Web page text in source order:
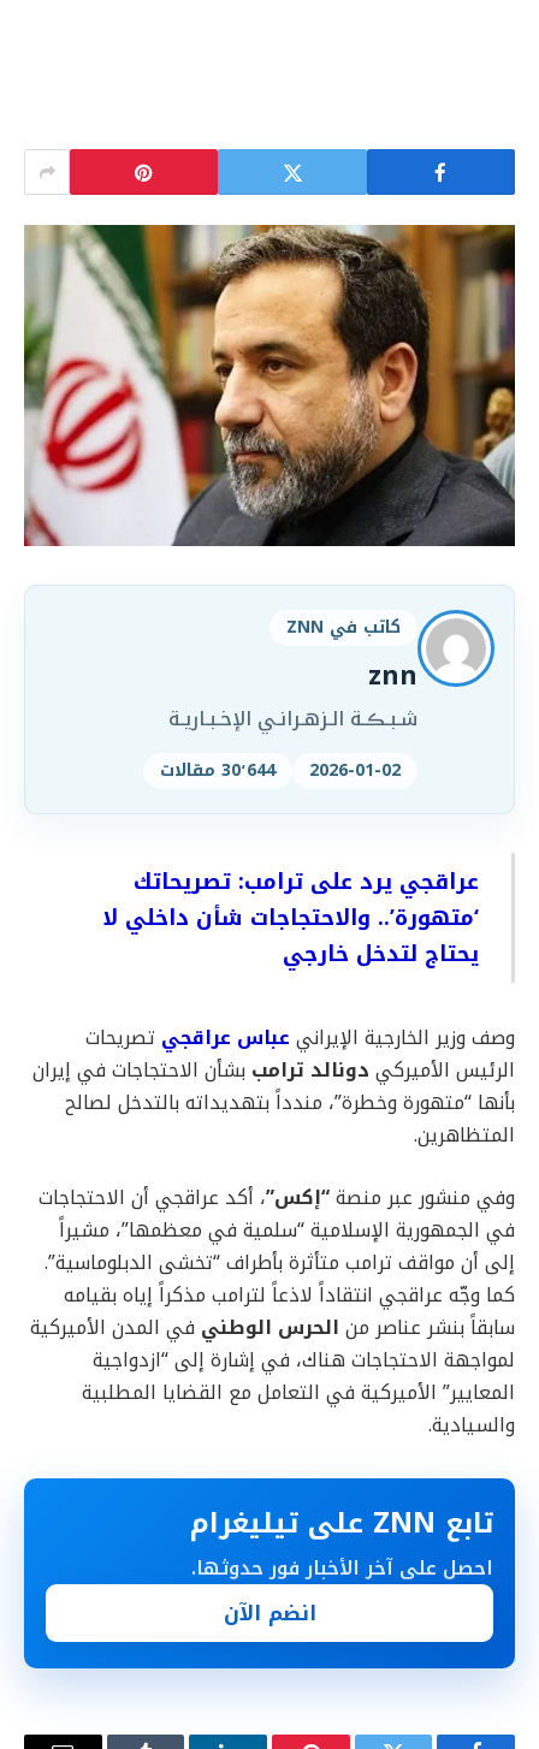
كاتب في ZNN
znn
شـبـڪـة الـزهـرانـي الإخـبـاريـة
2026-01-02 30٬644 مقالات
عراقجي يرد على ترامب: تصريحاتك
‘متهورة’.. والاحتجاجات شأن داخلي لا
يحتاج لتدخل خارجي
وصف وزير الخارجية الإيراني عباس عراقجي تصريحات
الرئيس الأميركي دونالد ترامب بشأن الاحتجاجات في إيران
بأنها “متهورة وخطرة”، مندداً بتهديداته بالتدخل لصالح
المتظاهرين.
وفي منشور عبر منصة“إكس”، أكد عراقجي أن الاحتجاجات
في الجمهورية الإسلامية “سلمية في معظمها”، مشيراً
إلى أن مواقف ترامب متأثرة بأطراف “تخشى الدبلوماسية”.
كما وجّه عراقجي انتقاداً لاذعاً لترامب مذكراً إياه بقيامه
سابقاً بنشر عناصر من الحرس الوطني في المدن الأميركية
لمواجهة الاحتجاجات هناك، في إشارة إلى “ازدواجية
المعايير” الأميركية في التعامل مع القضايا المطلبية
والسيادية.
تابع ZNN على تيليغرام
احصل على آخر الأخبار فور حدوثها.
انضم الآن